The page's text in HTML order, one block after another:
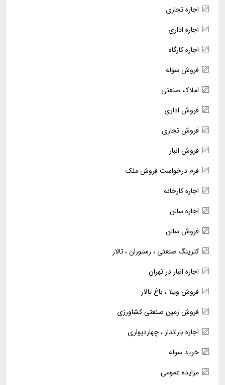
اجاره تجاری
اجاره اداری
اجاره کارگاه
فروش سوله
املاک صنعتی
فروش اداری
فروش تجاری
فروش انبار
فرم درخواست فروش ملک
اجاره کارخانه
اجاره سالن
فروش سالن
کترینگ صنعتی ، رستوران ، تالار
اجاره انبار در تهران
فروش ویلا ، باغ تالار
فروش زمین صنعتی کشاورزی
اجاره بارانداز ، چهاردیواری
خرید سوله
مزایده عمومی